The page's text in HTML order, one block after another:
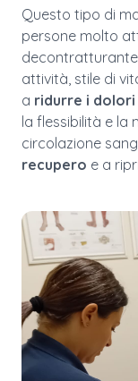
Questo tipo di
persone molto
attività, stile di
a ridurre i dolori
la flessibilità e la
circolazione
recupero e a